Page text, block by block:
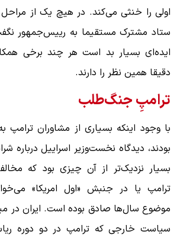
اولی را خنثی می‌کند. در هیچ‌ یک از
ستاد مشترک مستقیما به رییس‌جمهور
ایده‌ای بسیار بد است هر چند برخی
دقیقا همین نظر را دارند.
ترامپِ جنگ‌طلب
با وجود اینکه بسیاری از مشاوران ترامپ
بودند، دیدگاه نخست‌وزیر اسراییل درباره
بسیار نزدیک‌تر از آن چیزی بود که
ترامپ یا در جنبش «اول امریکا»
موضوع سال‌ها صادق بوده است. ایران در
سیاست خارجی که ترامپ در دو دوره